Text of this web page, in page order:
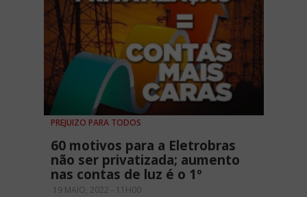
PREJUIZO PARA TODOS
60 motivos para a Eletrobras
não ser privatizada; aumento
nas contas de luz é o 1º
19 MAIO, 2022 - 11H00